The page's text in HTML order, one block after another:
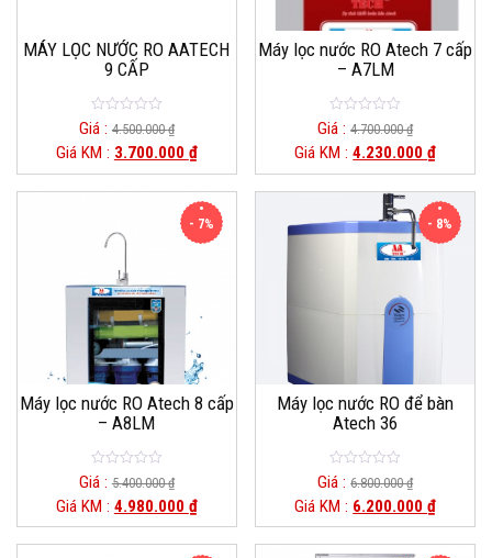
MÁY LỌC NƯỚC RO AATECH
9 CẤP
0
o
u
t
o
f
Giá : 4.500.000₫
Giá KM : 3.700.000 ₫
Máy lọc nước RO Atech 7 cấp
– A7LM
0
o
u
t
o
f
Giá :4.700.000₫
Giá KM :4.230.000₫
- 7%
Máy lọc nước RO Atech 8 cấp
– A8LM
0
o
u
t
o
f
Giá : 5.400.000₫
Giá KM : 4.980.000 ₫
- 8%
Máy lọc nước RO để bàn
Atech 36
0
o
u
t
o
f
Giá :6.800.000₫
Giá KM : 6.200.000₫